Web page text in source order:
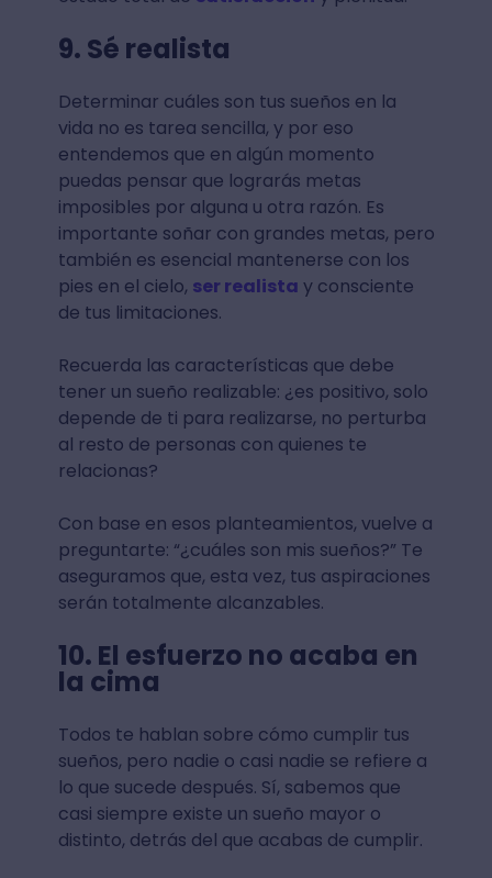
9. Sé realista
Determinar cuáles son tus sueños en la
vida no es tarea sencilla, y por eso
entendemos que en algún momento
puedas pensar que lograrás metas
imposibles por alguna u otra razón. Es
importante soñar con grandes metas, pero
también es esencial mantenerse con los
pies en el cielo, ser realista y consciente
de tus limitaciones.
Recuerda las características que debe
tener un sueño realizable: ¿es positivo, solo
depende de ti para realizarse, no perturba
al resto de personas con quienes te
relacionas?
Con base en esos planteamientos, vuelve a
preguntarte: “¿cuáles son mis sueños?” Te
aseguramos que, esta vez, tus aspiraciones
serán totalmente alcanzables.
10. El esfuerzo no acaba en
la cima
Todos te hablan sobre cómo cumplir tus
sueños, pero nadie o casi nadie se refiere a
lo que sucede después. Sí, sabemos que
casi siempre existe un sueño mayor o
distinto, detrás del que acabas de cumplir.